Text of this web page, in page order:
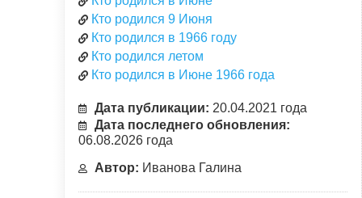
Кто родился 9 Июня
Кто родился в 1966 году
Кто родился летом
Кто родился в Июне 1966 года
Дата публикации: 20.04.2021 года
Дата последнего обновления:
06.08.2026 года
Автор: Иванова Галина